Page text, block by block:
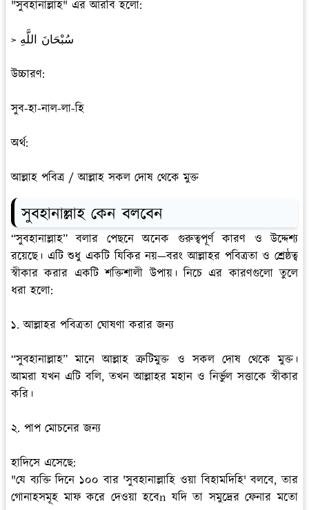
"সুবহানাল্লাহ" এর আরবি হলো:
> سُبْحَانَ اللَّهِ
উচ্চারণ:
সুব-হা-নাল-লা-হি
অর্থ:
আল্লাহ পবিত্র / আল্লাহ সকল দোষ থেকে মুক্ত
সুবহানাল্লাহ কেন বলবেন
“সুবহানাল্লাহ” বলার পেছনে অনেক গুরুত্বপূর্ণ কারণ ও উদ্দেশ্য
রয়েছে। এটি শুধু একটি যিকির নয়—বরং আল্লাহর পবিত্রতা ও শ্রেষ্ঠত্ব
স্বীকার করার একটি শক্তিশালী উপায়। নিচে এর কারণগুলো তুলে
ধরা হলো:
১. আল্লাহর পবিত্রতা ঘোষণা করার জন্য
“সুবহানাল্লাহ” মানে আল্লাহ ত্রুটিমুক্ত ও সকল দোষ থেকে মুক্ত।
আমরা যখন এটি বলি, তখন আল্লাহর মহান ও নির্ভুল সত্তাকে স্বীকার
করি।
২. পাপ মোচনের জন্য
হাদিসে এসেছে:
"যে ব্যক্তি দিনে ১০০ বার 'সুবহানাল্লাহি ওয়া বিহামদিহি' বলবে, তার
গোনাহসমূহ মাফ করে দেওয়া হবেn যদি তা সমুদ্রের ফেনার মতো